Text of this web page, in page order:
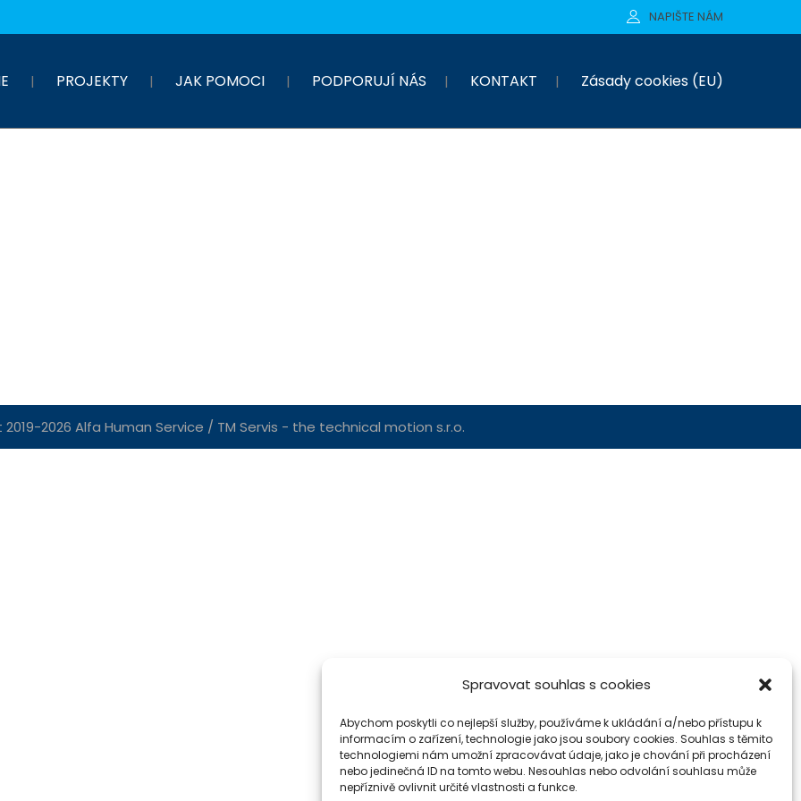
Spravovat souhlas s cookies
Abychom poskytli co nejlepší služby, používáme k ukládání a/nebo přístupu k
informacím o zařízení, technologie jako jsou soubory cookies. Souhlas s těmito
technologiemi nám umožní zpracovávat údaje, jako je chování při procházení
nebo jedinečná ID na tomto webu. Nesouhlas nebo odvolání souhlasu může
nepříznivě ovlivnit určité vlastnosti a funkce.
NAPIŠTE NÁM
PROJEKTY JAK POMOCI PODPORUJÍ NÁS KONTAKT Zásady cookies (EU)
2026 Alfa Human Service / TM Servis - the technical motion s.r.o.